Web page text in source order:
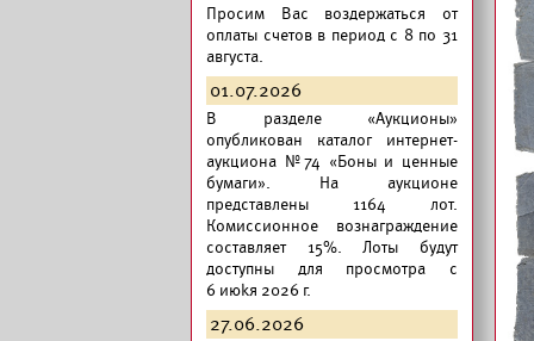
Просим Вас воздержаться от
оплаты счетов в период с 8 по 31
августа.
01.07.2026
В разделе «Аукционы»
опубликован каталог интернет-
аукциона №74 «Боны и ценные
бумаги». На аукционе
представлены 1164 лот.
Комиссионное вознаграждение
составляет 15%. Лоты будут
доступны для просмотра с
6 июkя 2026 г.
27.06.2026